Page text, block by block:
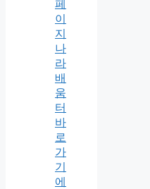
페
이
지
나
라
배
움
터
바
로
가
기
에